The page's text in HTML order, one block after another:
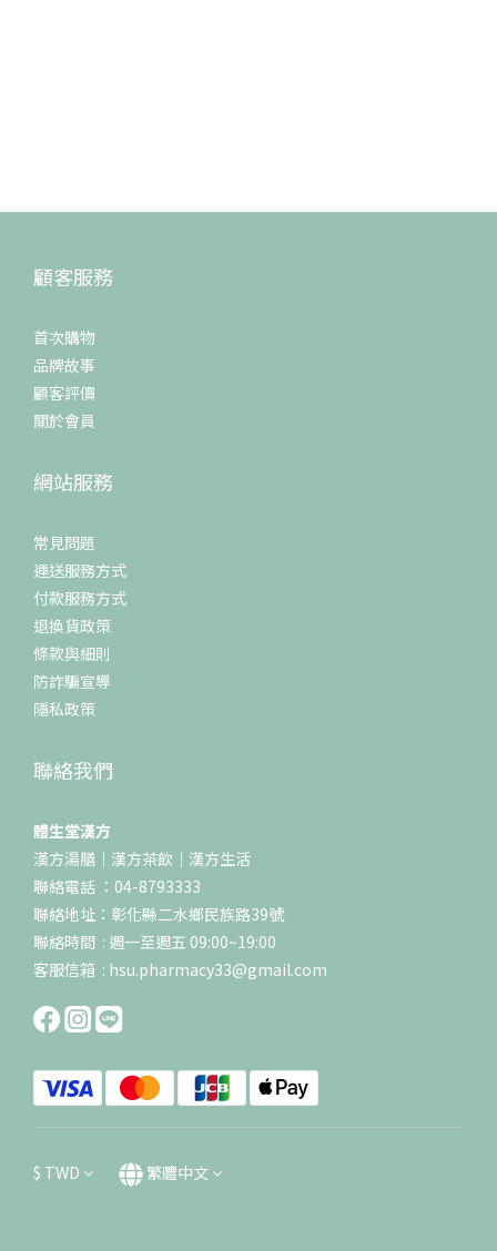
顧客服務
首次購物
品牌故事
顧客評價
關於會員
網站服務
常見問題
運送服務方式
付款服務方式
退換貨政策
條款與細則
防詐騙宣導
隱私政策
聯絡我們
體生堂漢方
漢方湯膳｜漢方茶飲｜漢方生活
聯絡電話 ：04-8793333
聯絡地址：彰化縣二水鄉民族路39號
聯絡時間 : 週一至週五 09:00~19:00
客服信箱 : hsu.pharmacy33@gmail.com
$ TWD 繁體中文